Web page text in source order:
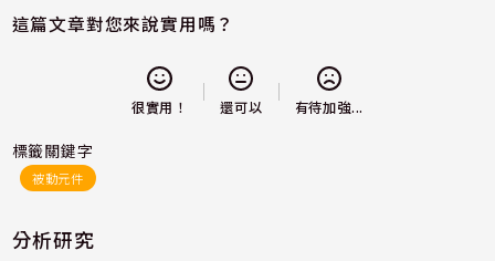
這篇文章對您來說實用嗎？
很實用！ 還可以 有待加強...
標籤關鍵字
被動元件
分析研究